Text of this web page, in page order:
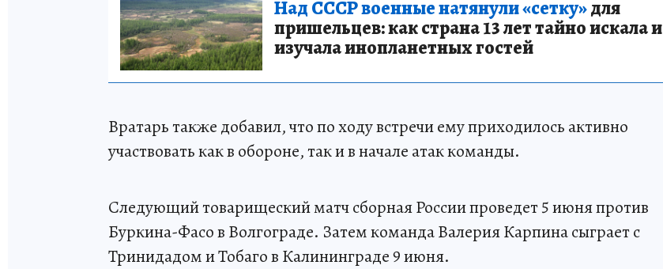
Над СССР военные натянули «сетку»для
пришельцев: как страна 13 лет тайно искала и
изучала инопланетных гостей
Вратарь также добавил, что по ходу встречи ему приходилось активно
участвовать как в обороне, так и в начале атак команды.
Следующий товарищеский матч сборная России проведет 5 июня против
Буркина-Фасо в Волгограде. Затем команда Валерия Карпина сыграет с
Тринидадом и Тобаго в Калининграде 9 июня.